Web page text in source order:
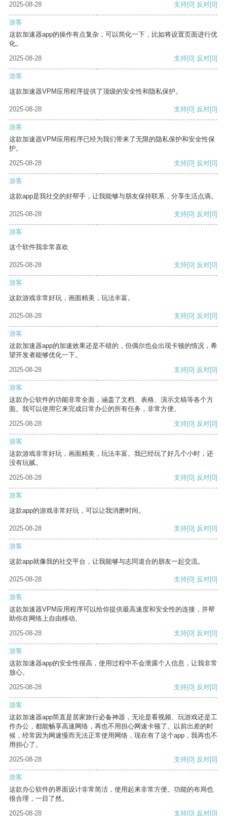
2025-08-28 支持[0] 反对[0]
游客
这款加速器app的操作有点复杂，可以简化一下，比如将设置页面进行优
化。
2025-08-28
支持[0] 反对[0]
游客
这款加速器VPM应用程序提供了顶级的安全性和隐私保护。
2025-08-28 支持[0] 反对[0]
游客
这款加速器VPM应用程序已经为我们带来了无限的隐私保护和安全性保
护。
2025-08-28
支持[0] 反对[0]
游客
这款app是我社交的好帮手，让我能够与朋友保持联系，分享生活点滴。
2025-08-28 支持[0] 反对[0]
游客
这个软件我非常喜欢
2025-08-28 支持[0] 反对[0]
游客
这款游戏非常好玩，画面精美，玩法丰富。
2025-08-28 支持[0] 反对[0]
游客
这款加速器app的加速效果还是不错的，但偶尔也会出现卡顿的情况，希
望开发者能够优化一下。
2025-08-28
支持[0] 反对[0]
游客
这款办公软件的功能非常全面，涵盖了文档、表格、演示文稿等各个方
面。我可以使用它来完成日常办公的所有任务，非常方便。
2025-08-28
支持[0] 反对[0]
游客
这款游戏非常好玩，画面精美，玩法丰富。我已经玩了好几个小时，还
没有玩腻。
2025-08-28
支持[0] 反对[0]
游客
这款app的游戏非常好玩，可以让我消磨时间。
2025-08-28 支持[0] 反对[0]
游客
这款app就像我的社交平台，让我能够与志同道合的朋友一起交流。
2025-08-28 支持[0] 反对[0]
游客
这款加速器VPM应用程序可以给你提供最高速度和安全性的连接，并帮
助你在网络上自由移动。
2025-08-28
支持[0] 反对[0]
游客
这款加速器app的安全性很高，使用过程中不会泄露个人信息，让我非常
放心。
2025-08-28
支持[0] 反对[0]
游客
这款加速器app简直是居家旅行必备神器，无论是看视频、玩游戏还是工
作办公，都能畅享高速网络，再也不用担心网速卡顿了。以前出差的时
候，经常因为网速慢而无法正常使用网络，现在有了这个app，我再也不
用担心了。
2025-08-28
支持[0] 反对[0]
游客
这款办公软件的界面设计非常简洁，使用起来非常方便。功能的布局也
很合理，一目了然。
2025-08-28
支持[0] 反对[0]